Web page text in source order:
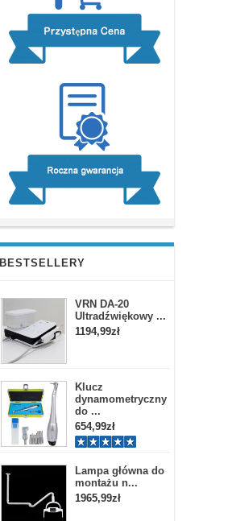
BESTSELLERY
VRN DA-20
Ultradźwiękowy ...
1194,99zł
Klucz
dynamometryczny
do ...
654,99zł
Lampa główna do
montażu n...
1965,99zł